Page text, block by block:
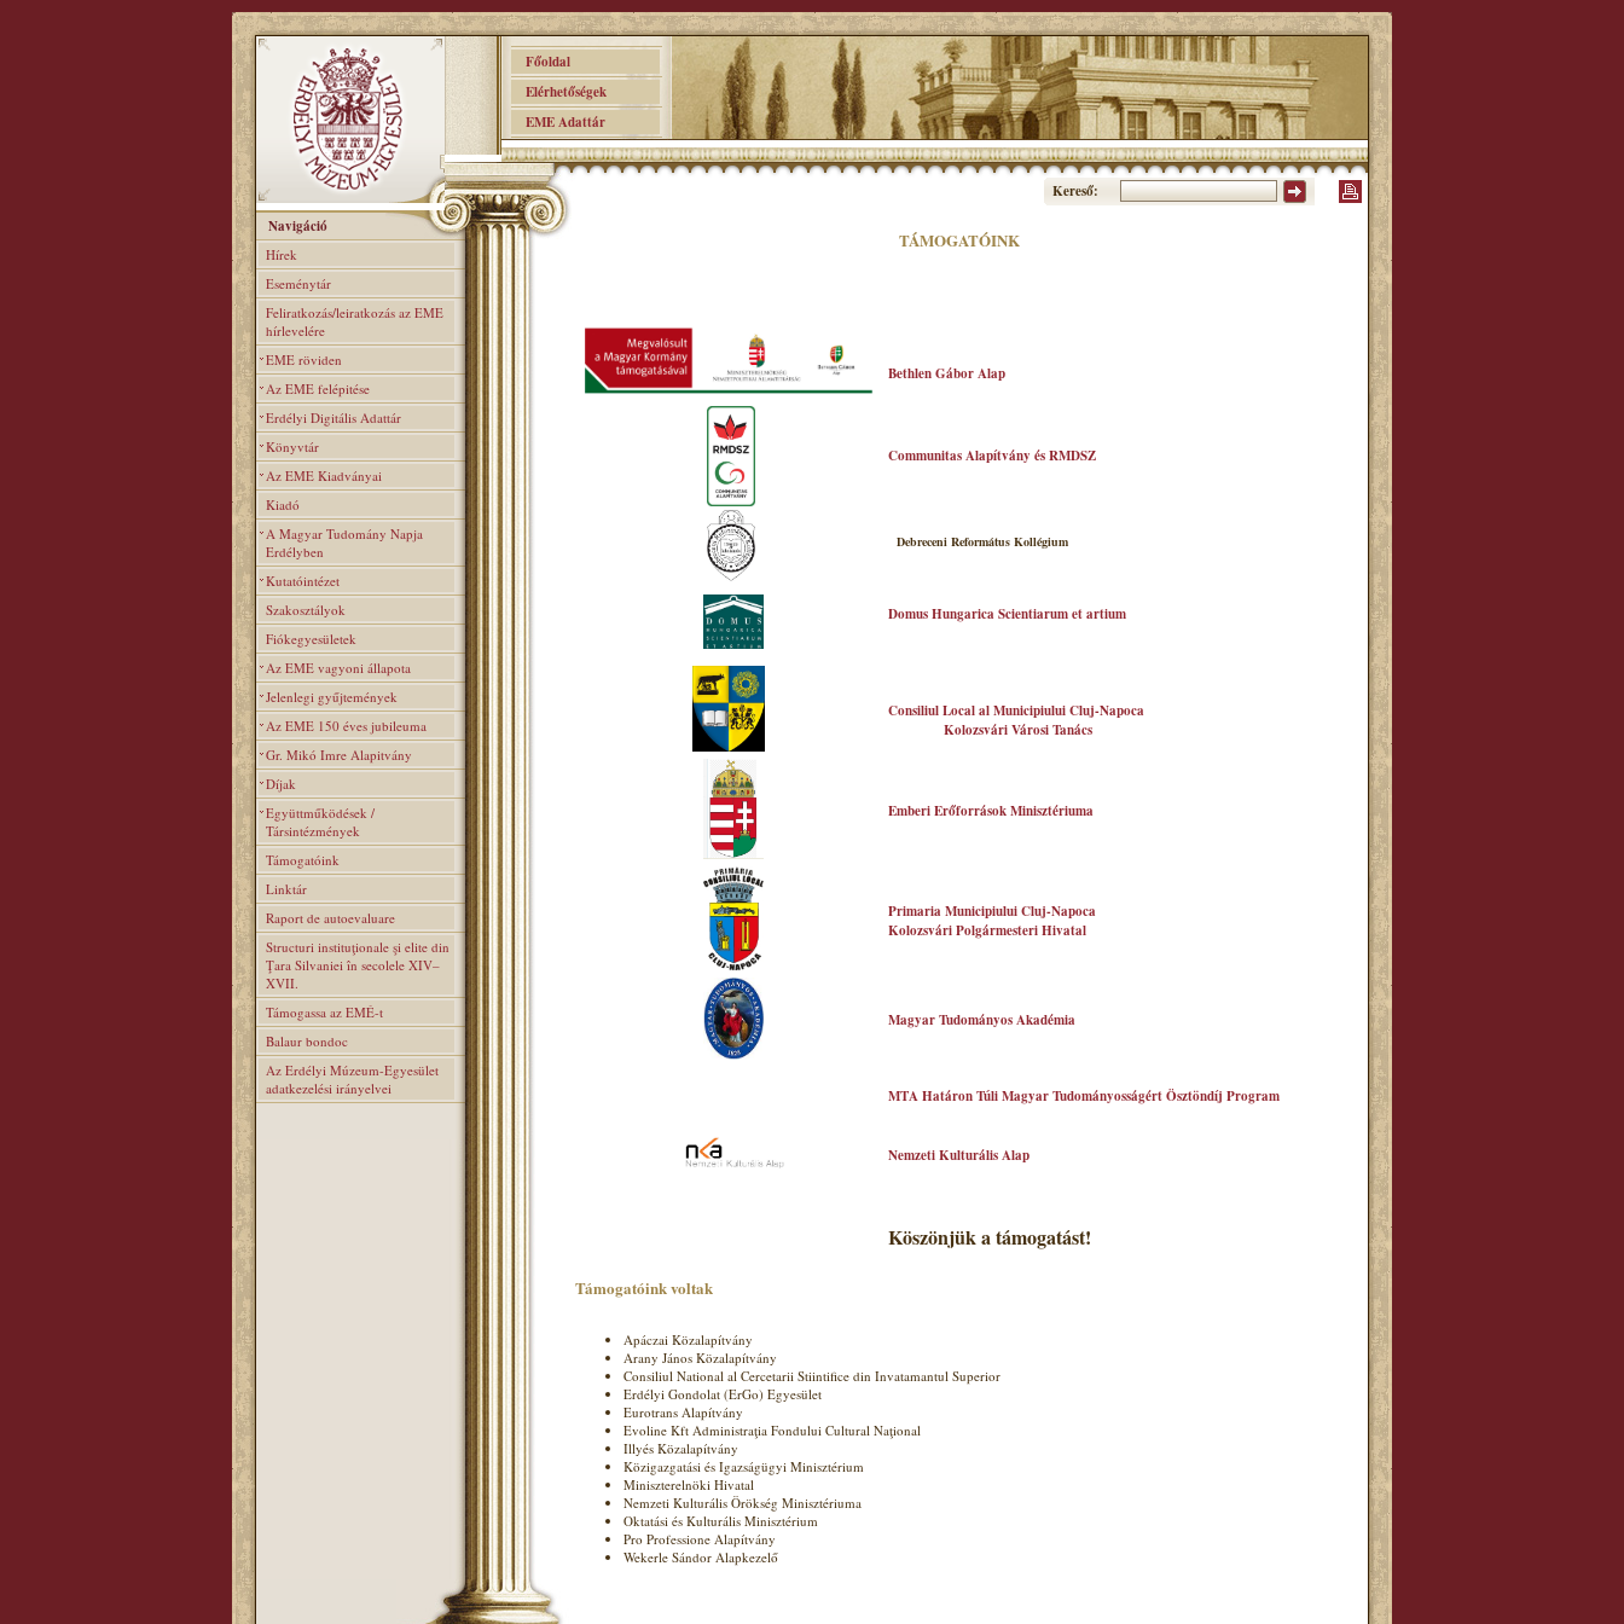
Főoldal
Elérhetőségek
EME Adattár
Kereső:
Navigáció
Hírek
Eseménytár
Feliratkozás/leiratkozás az EME
hírlevelére
EME röviden
Az EME felépitése
Erdélyi Digitális Adattár
Könyvtár
Az EME Kiadványai
Kiadó
A Magyar Tudomány Napja
Erdélyben
Kutatóintézet
Szakosztályok
Fiókegyesületek
Az EME vagyoni állapota
Jelenlegi gyűjtemények
Az EME 150 éves jubileuma
Gr. Mikó Imre Alapitvány
Díjak
Együttműködések /
Társintézmények
Támogatóink
Linktár
Raport de autoevaluare
Structuri instituţionale şi elite din
Ţara Silvaniei în secolele XIV–
XVII.
Támogassa az EMÉ-t
Balaur bondoc
Az Erdélyi Múzeum-Egyesület
adatkezelési irányelvei
TÁMOGATÓINK
Bethlen Gábor Alap
Communitas Alapítvány és RMDSZ
Debreceni Református Kollégium
Domus Hungarica Scientiarum et artium
Consiliul Local al Municipiului Cluj-Napoca
Kolozsvári Városi Tanács
Emberi Erőforrások Minisztériuma
Primaria Municipiului Cluj-Napoca
Kolozsvári Polgármesteri Hivatal
Magyar Tudományos Akadémia
MTA Határon Túli Magyar Tudományosságért Ösztöndíj Program
Nemzeti Kulturális Alap
Köszönjük a támogatást!
Támogatóink voltak
Apáczai Közalapítvány
Arany János Közalapítvány
Consiliul National al Cercetarii Stiintifice din Invatamantul Superior
Erdélyi Gondolat (ErGo) Egyesület
Eurotrans Alapítvány
Evoline Kft Administraţia Fondului Cultural Naţional
Illyés Közalapítvány
Közigazgatási és Igazságügyi Minisztérium
Miniszterelnöki Hivatal
Nemzeti Kulturális Örökség Minisztériuma
Oktatási és Kulturális Minisztérium
Pro Professione Alapítvány
Wekerle Sándor Alapkezelő